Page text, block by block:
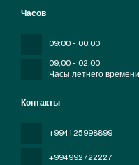
Контакты
+994125998899
+994992722227
Часов
09:00 - 00:00
09;00 - 02;00
Часы летнего времени